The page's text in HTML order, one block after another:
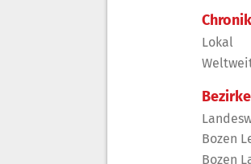
Chronik
Lokal
Bezirke
Bozen
Bozen